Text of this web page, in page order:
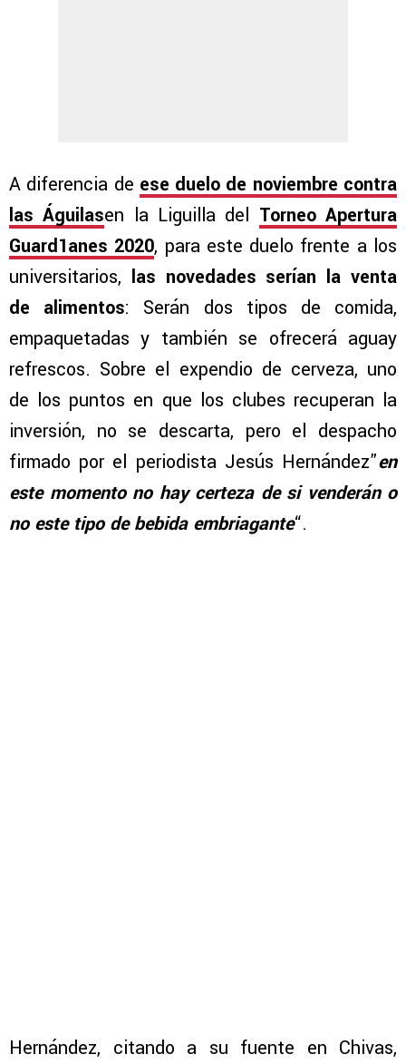
A diferencia de ese duelo de noviembre contra
las Águilasen la Liguilla del Torneo Apertura
Guard1anes 2020, para este duelo frente a los
universitarios, las novedades serían la venta
de alimentos: Serán dos tipos de comida,
empaquetadas y también se ofrecerá aguay
refrescos. Sobre el expendio de cerveza, uno
de los puntos en que los clubes recuperan la
inversión, no se descarta, pero el despacho
firmado por el periodista Jesús Hernández”en
este momento no hay certeza de si venderán o
no este tipo de bebida embriagante“.
Hernández, citando a su fuente en Chivas,